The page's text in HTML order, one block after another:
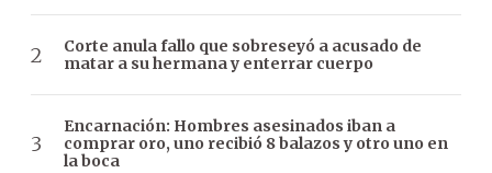
Corte anula fallo que sobreseyó a acusado de
matar a su hermana y enterrar cuerpo
Encarnación: Hombres asesinados iban a
comprar oro, uno recibió 8 balazos y otro uno en
la boca